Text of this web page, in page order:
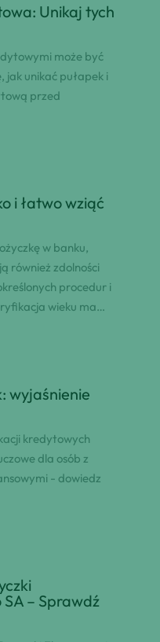
Unikaj tych
może być
jak unikać pułapek i
przed
i łatwo wziąć
w banku,
również zdolności
procedur i
wieku ma…
wyjaśnienie
kredytowych
dla osób z
- dowiedz
– Sprawdź